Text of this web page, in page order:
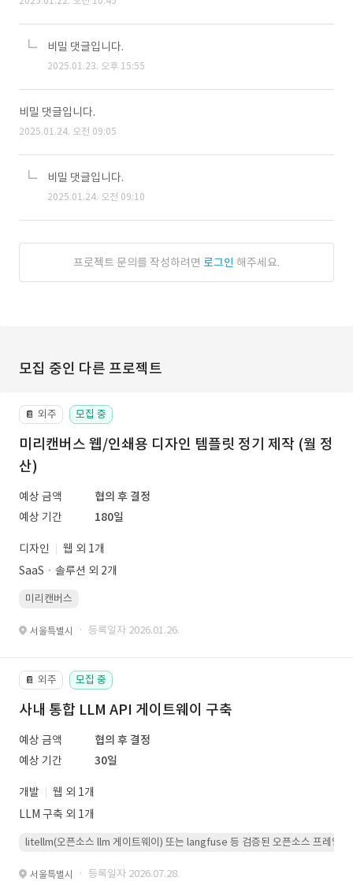
비밀 댓글입니다.
2025.01.23. 오후 15:55
비밀 댓글입니다.
2025.01.24. 오전 09:05
비밀 댓글입니다.
2025.01.24. 오전 09:10
프로젝트 문의를 작성하려면 로그인 해주세요.
모집 중인 다른 프로젝트
📔 외주 모집 중
미리캔버스 웹/인쇄용 디자인 템플릿 정기 제작 (월 정
산)
예상 금액
협의 후 결정
예상 기간
180일
디자인
웹 외 1개
SaaSㆍ솔루션 외 2개
미리캔버스
서울특별시 · 등록일자 2026.01.26.
📔 외주 모집 중
사내 통합 LLM API 게이트웨이 구축
예상 금액
협의 후 결정
예상 기간
30일
개발
웹 외 1개
LLM 구축 외 1개
litellm(오픈소스 llm 게이트웨이) 또는 langfuse 등 검증된 오픈소스 프레임워
서울특별시 · 등록일자 2026.07.28.